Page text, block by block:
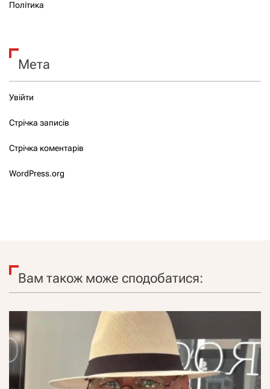
Політика
Мета
Увійти
Стрічка записів
Стрічка коментарів
WordPress.org
Вам також може сподобатися: